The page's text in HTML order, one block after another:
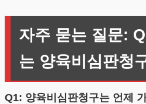
자주 묻는 질문:
는 양육비심판청
Q1: 양육비심판청구는 언제